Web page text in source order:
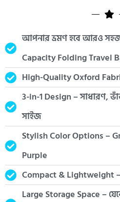
আপনার ভ্রমণ হবে আরও সহজ
Capacity Folding Travel
High-Quality Oxford
3-in-1 Design – সাধারণ,
সাইজ
Stylish Color Options –
Purple
Compact & Lightweight
Large Storage Space –